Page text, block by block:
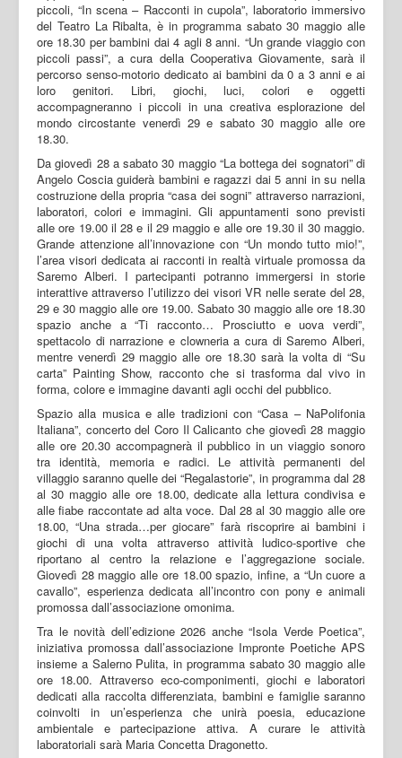
piccoli, “In scena – Racconti in cupola”, laboratorio immersivo
del Teatro La Ribalta, è in programma sabato 30 maggio alle
ore 18.30 per bambini dai 4 agli 8 anni. “Un grande viaggio con
piccoli passi”, a cura della Cooperativa Giovamente, sarà il
percorso senso-motorio dedicato ai bambini da 0 a 3 anni e ai
loro genitori. Libri, giochi, luci, colori e oggetti
accompagneranno i piccoli in una creativa esplorazione del
mondo circostante venerdì 29 e sabato 30 maggio alle ore
18.30.
Da giovedì 28 a sabato 30 maggio “La bottega dei sognatori” di
Angelo Coscia guiderà bambini e ragazzi dai 5 anni in su nella
costruzione della propria “casa dei sogni” attraverso narrazioni,
laboratori, colori e immagini. Gli appuntamenti sono previsti
alle ore 19.00 il 28 e il 29 maggio e alle ore 19.30 il 30 maggio.
Grande attenzione all’innovazione con “Un mondo tutto mio!”,
l’area visori dedicata ai racconti in realtà virtuale promossa da
Saremo Alberi. I partecipanti potranno immergersi in storie
interattive attraverso l’utilizzo dei visori VR nelle serate del 28,
29 e 30 maggio alle ore 19.00. Sabato 30 maggio alle ore 18.30
spazio anche a “Ti racconto… Prosciutto e uova verdi”,
spettacolo di narrazione e clowneria a cura di Saremo Alberi,
mentre venerdì 29 maggio alle ore 18.30 sarà la volta di “Su
carta” Painting Show, racconto che si trasforma dal vivo in
forma, colore e immagine davanti agli occhi del pubblico.
Spazio alla musica e alle tradizioni con “Casa – NaPolifonia
Italiana”, concerto del Coro Il Calicanto che giovedì 28 maggio
alle ore 20.30 accompagnerà il pubblico in un viaggio sonoro
tra identità, memoria e radici. Le attività permanenti del
villaggio saranno quelle dei “Regalastorie”, in programma dal 28
al 30 maggio alle ore 18.00, dedicate alla lettura condivisa e
alle fiabe raccontate ad alta voce. Dal 28 al 30 maggio alle ore
18.00, “Una strada…per giocare” farà riscoprire ai bambini i
giochi di una volta attraverso attività ludico-sportive che
riportano al centro la relazione e l’aggregazione sociale.
Giovedì 28 maggio alle ore 18.00 spazio, infine, a “Un cuore a
cavallo”, esperienza dedicata all’incontro con pony e animali
promossa dall’associazione omonima.
Tra le novità dell’edizione 2026 anche “Isola Verde Poetica”,
iniziativa promossa dall’associazione Impronte Poetiche APS
insieme a Salerno Pulita, in programma sabato 30 maggio alle
ore 18.00. Attraverso eco-componimenti, giochi e laboratori
dedicati alla raccolta differenziata, bambini e famiglie saranno
coinvolti in un’esperienza che unirà poesia, educazione
ambientale e partecipazione attiva. A curare le attività
laboratoriali sarà Maria Concetta Dragonetto.